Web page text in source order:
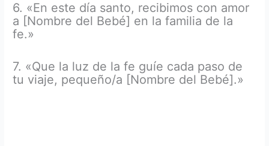
6. «En este día santo, recibimos con amor
a [Nombre del Bebé] en la familia de la
fe.»
7. «Que la luz de la fe guíe cada paso de
tu viaje, pequeño/a [Nombre del Bebé].»